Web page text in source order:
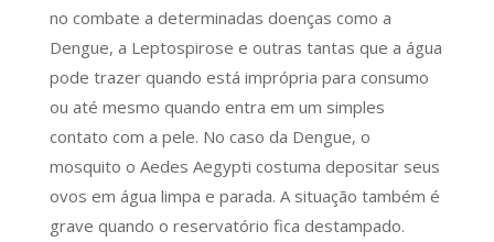
no combate a determinadas doenças como a
Dengue, a Leptospirose e outras tantas que a água
pode trazer quando está imprópria para consumo
ou até mesmo quando entra em um simples
contato com a pele. No caso da Dengue, o
mosquito o Aedes Aegypti costuma depositar seus
ovos em água limpa e parada. A situação também é
grave quando o reservatório fica destampado.